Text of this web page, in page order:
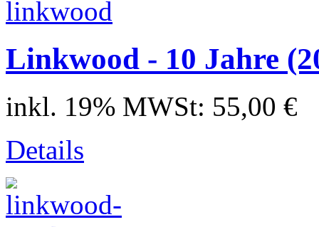
Linkwood - 10 Jahre
inkl. 19% MWSt: 55,00 €
Details